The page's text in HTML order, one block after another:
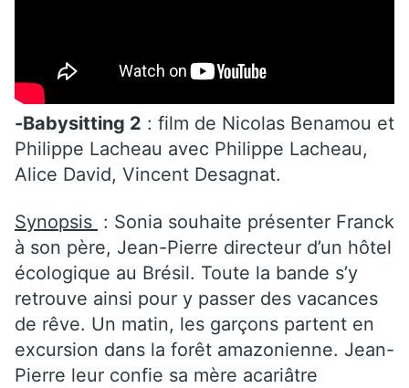
-Babysitting 2 : film de Nicolas Benamou et
Philippe Lacheau avec Philippe Lacheau,
Alice David, Vincent Desagnat.
Synopsis : Sonia souhaite présenter Franck
à son père, Jean-Pierre directeur d’un hôtel
écologique au Brésil. Toute la bande s’y
retrouve ainsi pour y passer des vacances
de rêve. Un matin, les garçons partent en
excursion dans la forêt amazonienne. Jean-
Pierre leur confie sa mère acariâtre